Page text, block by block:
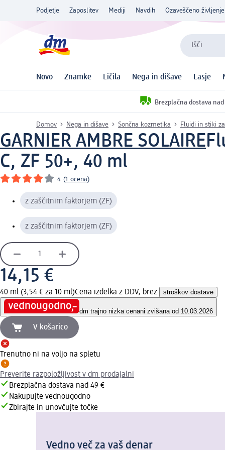
Podjetje Zaposlitev Mediji Navdih Ozaveščeno življenje
Išči
Novo Znamke Ličila Nega in dišave Lasje
Brezplačna dostava nad
Domov Nega in dišave Sončna kozmetika Fluidi in stiki
GARNIER AMBRE SOLAIRE
C, ZF 50+, 40 ml
4 (1 ocena)
z zaščitnim faktorjem (ZF)
z zaščitnim faktorjem (ZF)
14,15 €
40 ml (3,54 € za 10 ml)Cena izdelka z DDV, brez stroškov dostave
dm trajno nizka cenani zvišana od 10.03.2026
V košarico
Trenutno ni na voljo na spletu
Preverite razpoložljivost v dm prodajalni
Brezplačna dostava nad 49 €
Nakupujte vednougodno
Zbirajte in unovčujte točke
Vedno več za vaš denar